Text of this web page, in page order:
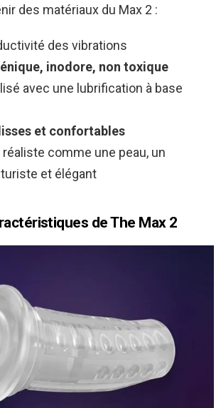
des matériaux du Max 2 :
des vibrations
inodore, non toxique
avec une lubrification à base
et confortables
réaliste comme une peau, un
et élégant
de The Max 2